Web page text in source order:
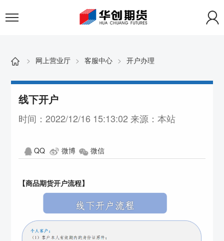
> 网上营业厅 > 客服中心 > 开户办理
线下开户
时间：2022/12/16 15:13:02 来源：本站
QQ 微博 微信
【商品期货开户流程】